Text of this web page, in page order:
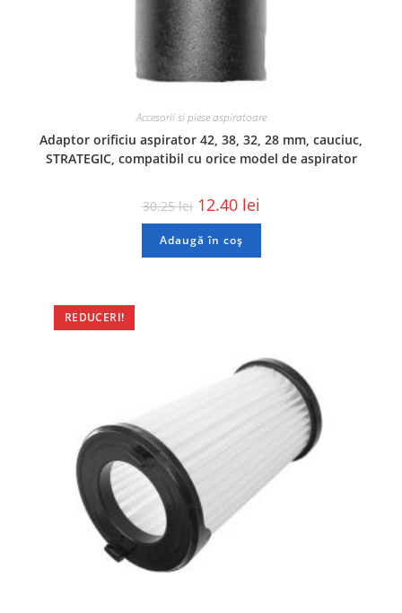
Accesorii si piese aspiratoare
Adaptor orificiu aspirator 42, 38, 32, 28 mm, cauciuc,
STRATEGIC, compatibil cu orice model de aspirator
30.25lei 12.40 lei
Adaugă în coș
REDUCERI!